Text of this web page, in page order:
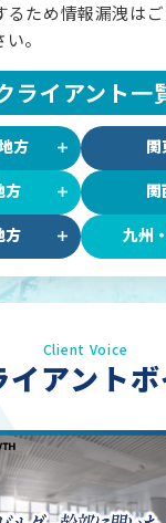
るため情報漏洩は
。
ライアント一
方
関
方
関
方
九州
Client Voice
イアントボ